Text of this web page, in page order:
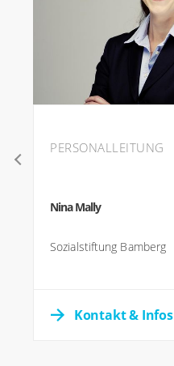
PERSONALLEITUNG
Nina Mally
Sozialstiftung Bamberg
Kontakt & Infos